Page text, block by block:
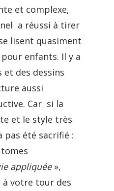
et complexe,
a réussi à tirer
lisent quasiment
enfants. Il y a
et des dessins
aussi
Car si la
et le style très
pas été sacrifié :
appliquée »,
à votre tour des